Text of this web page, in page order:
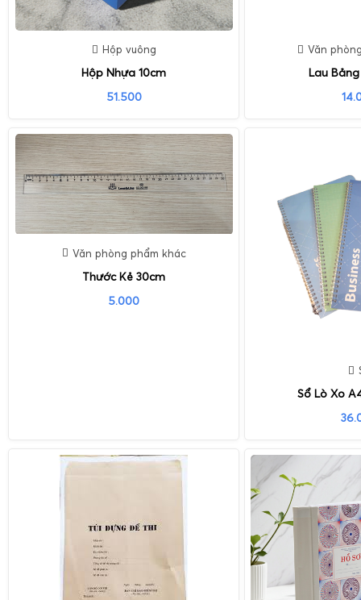
Hộp vuông
Hộp Nhựa 10cm
51.500
Văn
Lau
Văn phòng phẩm khác
Thước Kẻ 30cm
5.000
Sổ Lò Xo